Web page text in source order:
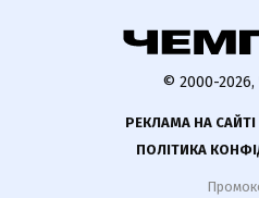
© 2000-
РЕКЛАМА НА САЙТІ
ПОЛІТИКА